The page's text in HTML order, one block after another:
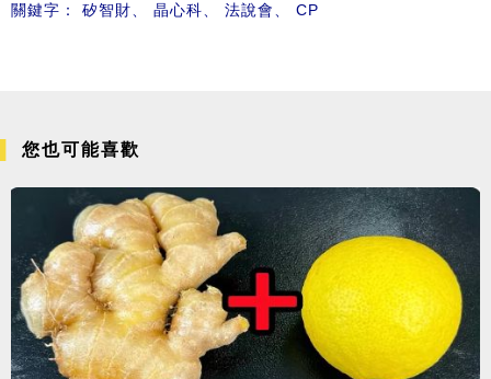
關鍵字： 矽智財、 晶心科、 法說會、 CP
您也可能喜歡